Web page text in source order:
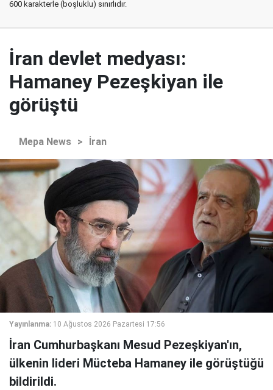
600 karakterle (boşluklu) sınırlıdır.
İran devlet medyası:
Hamaney Pezeşkiyan ile
görüştü
Mepa News > İran
Yayınlanma: 10 Ağustos 2026 Pazartesi 17:56
İran Cumhurbaşkanı Mesud Pezeşkiyan'ın,
ülkenin lideri Mücteba Hamaney ile görüştüğü
bildirildi.